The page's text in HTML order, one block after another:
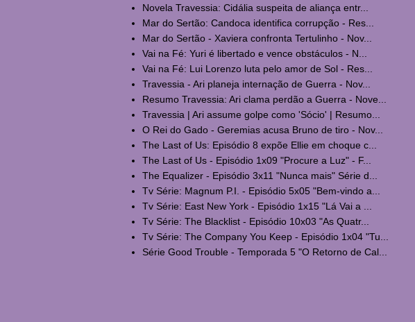
Novela Travessia: Cidália suspeita de aliança entr...
Mar do Sertão: Candoca identifica corrupção - Res...
Mar do Sertão - Xaviera confronta Tertulinho - Nov...
Vai na Fé: Yuri é libertado e vence obstáculos - N...
Vai na Fé: Lui Lorenzo luta pelo amor de Sol - Res...
Travessia - Ari planeja internação de Guerra - Nov...
Resumo Travessia: Ari clama perdão a Guerra - Nove...
Travessia | Ari assume golpe como 'Sócio' | Resumo...
O Rei do Gado - Geremias acusa Bruno de tiro - Nov...
The Last of Us: Episódio 8 expõe Ellie em choque c...
The Last of Us - Episódio 1x09 "Procure a Luz" - F...
The Equalizer - Episódio 3x11 "Nunca mais" Série d...
Tv Série: Magnum P.I. - Episódio 5x05 "Bem-vindo a...
Tv Série: East New York - Episódio 1x15 "Lá Vai a ...
Tv Série: The Blacklist - Episódio 10x03 "As Quatr...
Tv Série: The Company You Keep - Episódio 1x04 "Tu...
Série Good Trouble - Temporada 5 "O Retorno de Cal...